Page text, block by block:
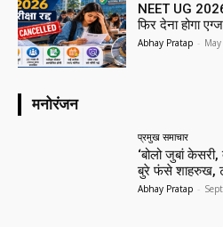
NEET UG 2026
फिर देना होगा
Abhay Pratap -
मनोरंजन
प्रमुख समाचार‎
‘बोलो जुबां
बुरे फंसे शाहरुख,
Abhay Pratap -